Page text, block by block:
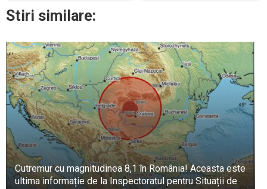
Stiri similare:
Cutremur cu magnitudinea 8,1 în România! Aceasta este
ultima informație de la Inspectoratul pentru Situații de